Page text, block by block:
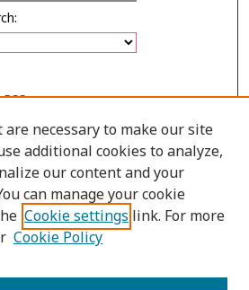
RSS
are necessary to make our site
additional cookies to analyze,
our content and your
can manage your cookie
Cookie settings link. For more
Cookie Policy